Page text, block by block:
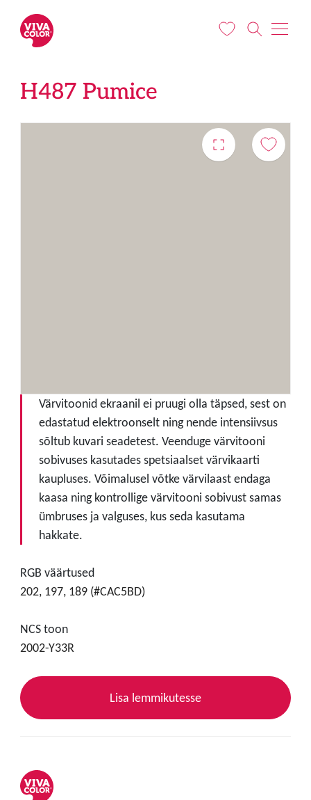
H487 Pumice
Värvitoonid ekraanil ei pruugi olla täpsed, sest on
edastatud elektroonselt ning nende intensiivsus
sõltub kuvari seadetest. Veenduge värvitooni
sobivuses kasutades spetsiaalset värvikaarti
kaupluses. Võimalusel võtke värvilaast endaga
kaasa ning kontrollige värvitooni sobivust samas
ümbruses ja valguses, kus seda kasutama
hakkate.
RGB väärtused
202, 197, 189 (#CAC5BD)
NCS toon
2002-Y33R
Lisa lemmikutesse